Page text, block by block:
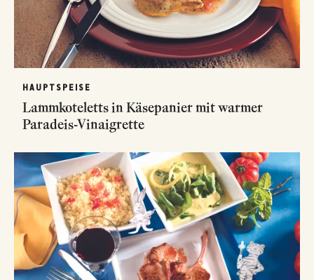
HAUPTSPEISE
Lammkoteletts in Käsepanier mit warmer
Paradeis-Vinaigrette